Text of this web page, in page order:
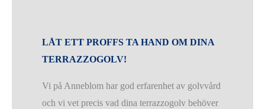
LÅT ETT PROFFS TA HAND OM DINA
TERRAZZOGOLV!
Vi på Anneblom har god erfarenhet av golvvård
och vi vet precis vad dina terrazzogolv behöver